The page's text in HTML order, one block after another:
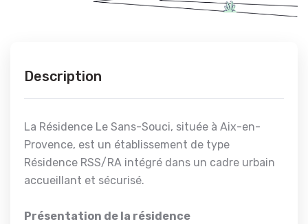
Description
La Résidence Le Sans-Souci, située à Aix-en-
Provence, est un établissement de type
Résidence RSS/RA intégré dans un cadre urbain
accueillant et sécurisé.
Présentation de la résidence